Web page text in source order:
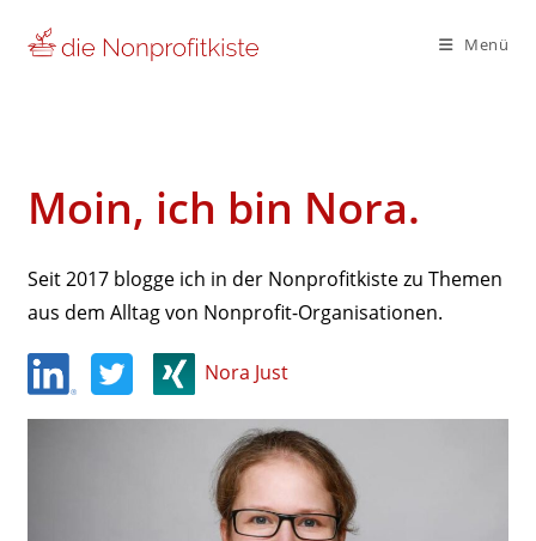
Inhalt
Menü
Moin, ich bin Nora.
Seit 2017 blogge ich in der Nonpro­fit­kiste zu Themen
aus dem Alltag von Nonprofit-Organisationen.
Nora Just